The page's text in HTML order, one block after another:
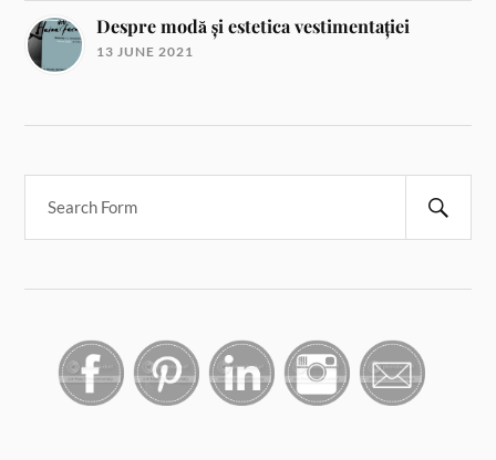
Despre modă și estetica vestimentației
13 JUNE 2021